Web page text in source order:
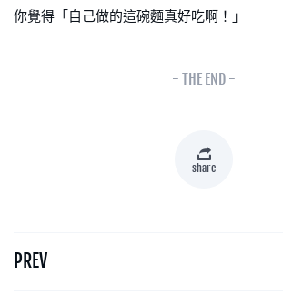
你覺得「自己做的這碗麵真好吃啊！」
- THE END -
share
PREV